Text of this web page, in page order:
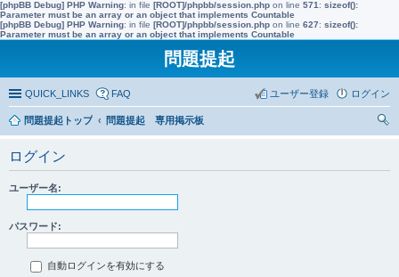
[phpBB Debug] PHP Warning: in file [ROOT]/phpbb/session.php on line 571 : sizeof():
Parameter must be an array or an object that implements Countable
[phpBB Debug] PHP Warning: in file [ROOT]/phpbb/session.php on line 627: sizeof():
Parameter must be an array or an object that implements Countable
問題提起
QUICK_LINKS FAQ ログイン
ユーザー登録
問題提起トップ
問題提起 専用掲示板
ログイン
ユーザー名:
パスワード:
自動ログインを有効にする